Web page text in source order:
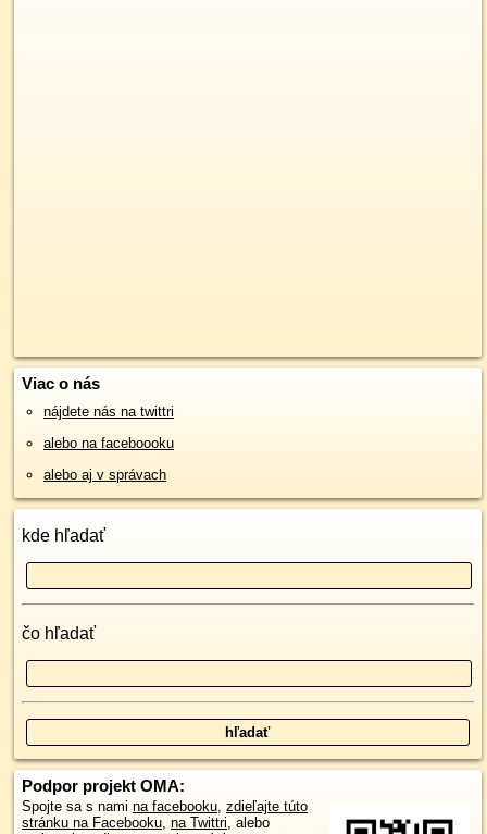
Viac o nás
nájdete nás na twittri
alebo na faceboooku
alebo aj v správach
kde hľadať
čo hľadať
Podpor projekt OMA:
Spojte sa s nami na facebooku, zdieľajte túto
stránku na Facebooku, na Twittri, alebo